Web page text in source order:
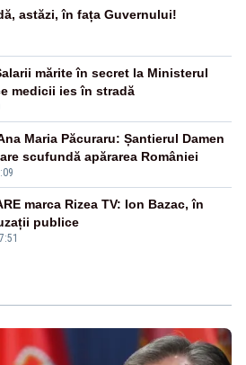
astăzi, în fața Guvernului!
mărite în secret la Ministerul
medicii ies în stradă
Maria Păcuraru: Șantierul Damen
scufundă apărarea României
marca Rizea TV: Ion Bazac, în
publice